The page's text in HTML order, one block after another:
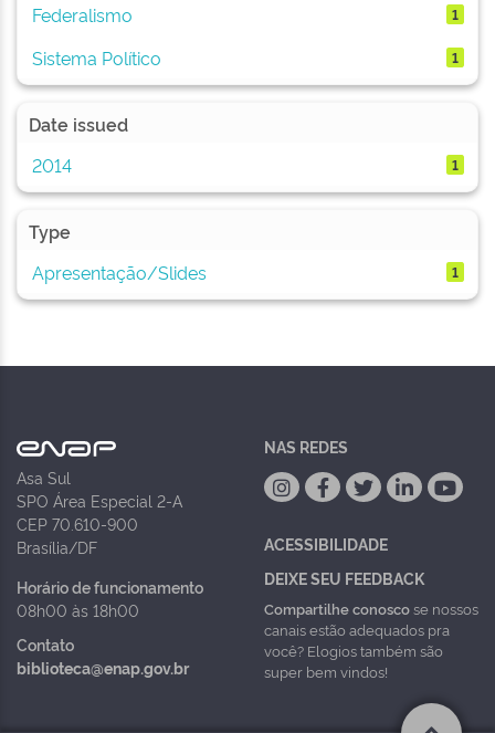
Federalismo
1
Sistema Político 1
Date issued
2014
1
Type
Apresentação/Slides
1
Asa Sul
SPO Área Especial 2-A
CEP 70.610-900
Brasília/DF
Horário de funcionamento
08h00 às 18h00
Contato
biblioteca@enap.gov.br
NAS REDES
ACESSIBILIDADE
DEIXE SEU FEEDBACK
Compartilhe conoscose nossos
canais estão adequados pra
você? Elogios também são
super bem vindos!